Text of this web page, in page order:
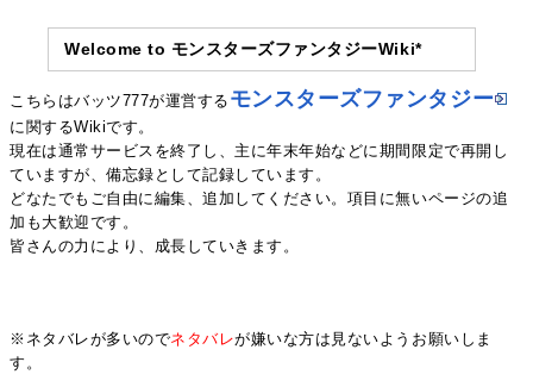
Welcome to モンスターズファンタジーWiki*
こちらはバッツ777が運営する モンスターズファンタジー
に関するWikiです。
現在は通常サービスを終了し、主に年末年始などに期間限定で再開し
ていますが、備忘録として記録しています。
どなたでもご自由に編集、追加してください。項目に無いページの追
加も大歓迎です。
皆さんの力により、成長していきます。
※ネタバレが多いのでネタバレが嫌いな方は見ないようお願いしま
す。